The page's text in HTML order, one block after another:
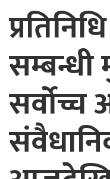
सम्बन्धी